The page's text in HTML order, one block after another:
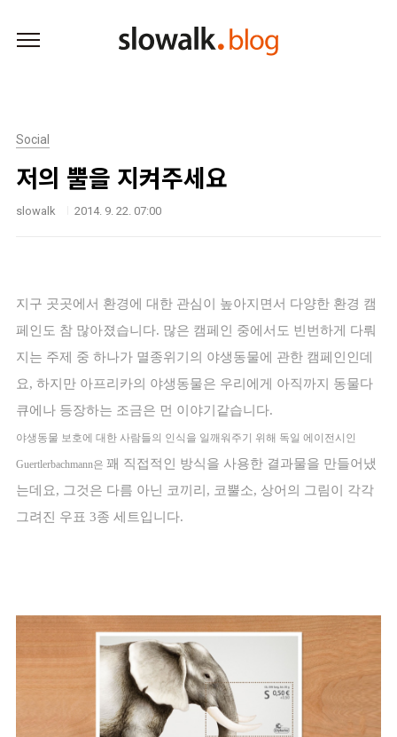
Social
저의 뿔을 지켜주세요
slowalk 2014. 9. 22. 07:00
지구 곳곳에서 환경에 대한 관심이 높아지면서 다양한 환경 캠
페인도 참 많아졌습니다. 많은 캠페인 중에서도 빈번하게 다뤄
지는 주제 중 하나가 멸종위기의 야생동물에 관한 캠페인인데
요, 하지만 아프리카의 야생동물은 우리에게 아직까지 동물다
큐에나 등장하는 조금은 먼 이야기같습니다.
야생동물 보호에 대한 사람들의 인식을 일깨워주기 위해 독일 에이전시인
Guertlerbachmann은 꽤 직접적인 방식을 사용한 결과물을 만들어냈
는데요, 그것은 다름 아닌 코끼리, 코뿔소, 상어의 그림이 각각
그려진 우표 3종 세트입니다.